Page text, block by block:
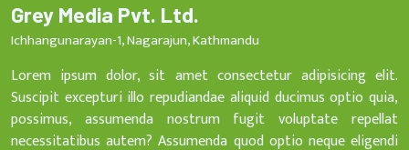
Grey Media Pvt. Ltd.
Ichhangunarayan-1, Nagarajun, Kathmandu
Lorem ipsum dolor, sit amet consectetur adipisicing elit.
Suscipit excepturi illo repudiandae aliquid ducimus optio quia,
possimus, assumenda nostrum fugit voluptate repellat
necessitatibus autem? Assumenda quod optio neque eligendi